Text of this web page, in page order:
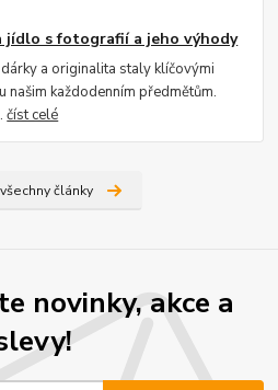
jídlo s fotografií a jeho výhody
a originalita staly klíčovými
našim každodenním předmětům.
číst celé
články
novinky, akce a